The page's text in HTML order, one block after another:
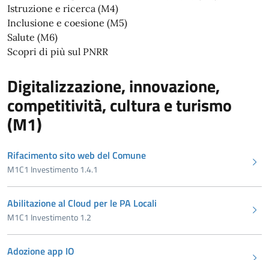
Istruzione e ricerca (M4)
Inclusione e coesione (M5)
Salute (M6)
Scopri di più sul PNRR
Digitalizzazione, innovazione,
competitività, cultura e turismo
(M1)
Rifacimento sito web del Comune
M1C1 Investimento 1.4.1
Abilitazione al Cloud per le PA Locali
M1C1 Investimento 1.2
Adozione app IO